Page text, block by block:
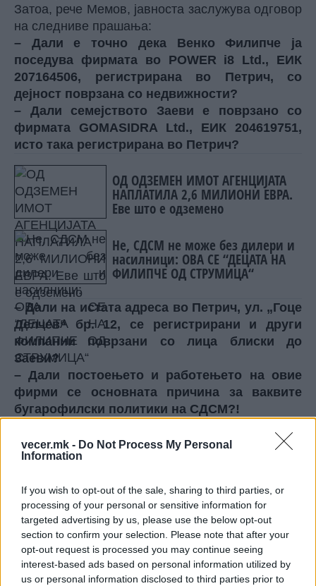
vecer.mk - Do Not Process My Personal
Information
If you wish to opt-out of the sale, sharing to third parties, or
processing of your personal or sensitive information for
targeted advertising by us, please use the below opt-out
section to confirm your selection. Please note that after your
opt-out request is processed you may continue seeing
interest-based ads based on personal information utilized by
us or personal information disclosed to third parties prior to
Затоа, рече Мемов, јавноста заслужува одговор
на следниве прашања:
– Дали е точно дека Венко Филипче ја
поседува фирмата во POWER i8 Ltd., ЕИК
207164506, регистрирана во Петрич, со
дејност поврзана со недвижности?
– Дали семејството Заеви е поврзано со
фирмата GOMASIDRA Ltd., ЕИК 204619751,
исто така регистрирана во Петрич?
ОД ОДЗЕМЕН ИМОТ АГЕНЦИЈАТА
НАПЛАТИЛА 2,6 МИЛИОНИ ЕВРА.
Еве што е одземено
Не, СДСМ не може без дилери и
насилници: ОВА СЕ “ДЕЦАТА НА
ФИЛИПЧЕ ОД СТРУМИЦА“
– Дали на истата адреса во Петрич, ул. „Гоце
Делчев“ бр. 12, се регистрирани и други
компании поврзани со лица блиски до
Заеви?
– Дали постоењето и работењето на овие
фирми се основната причина за ваквите
бугарофилски политики на СДСМ?!
раководството и нивните политики кроени
од нивните лични и бизнис интереси?
охрабри и да објасни што работат овие фирми
во соседна Бугарија и која е нивната цел.
Ги повикуваме и членовите и симпатизерите на
СДСМ да не поддржуваат вакви штетни
политики и да не бидат нивни заложници.
Движењето ЗНАМ за Наша Македонија,